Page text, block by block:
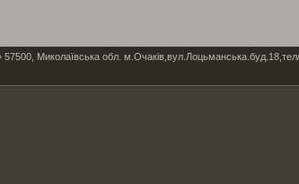
обл. м.Очаків,вул.Лоцьманська.буд.18,тел/